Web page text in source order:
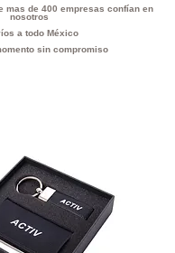
mas de 400 empresas confían en
nosotros
a todo México
sin compromiso